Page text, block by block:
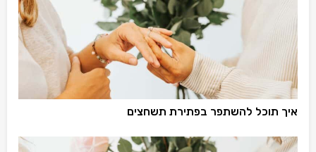
איך תוכל להשתפר בפתירת תשחצים